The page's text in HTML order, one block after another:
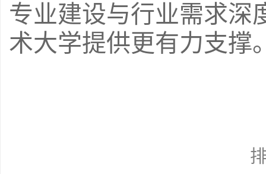
专业建设与行业需求深
术大学提供更有力支撑